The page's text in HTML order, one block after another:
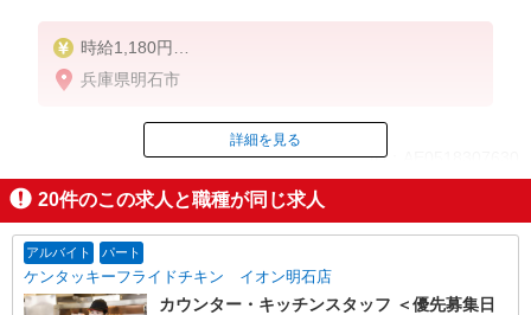
時給1,180円
※22:00〜翌5:00：時給1,475円
※高校生時給1,150円
兵庫県明石市
ID：AE0518307630
掲載期間終了
詳細を見る
20件のこの求人と職種が同じ求人
アルバイト パート
ケンタッキーフライドチキン イオン明石店
カウンター・キッチンスタッフ ＜優先募集日